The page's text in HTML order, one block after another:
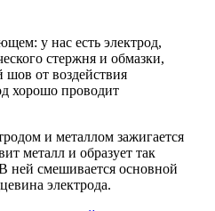
у нас есть электрод,
стержня и обмазки,
шов от воздействия
хорошо проводит
и металлом зажигается
металл и образует так
смешивается основной
электрода.